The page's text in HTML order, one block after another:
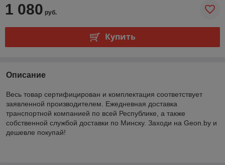
1 080 руб.
Купить
Описание
Весь товар сертифицирован и комплектация соответствует
заявленной производителем. Ежедневная доставка
транспортной компанией по всей Республике, а также
собственной службой доставки по Минску. Заходи на Geon.by и
дешевле покупай!